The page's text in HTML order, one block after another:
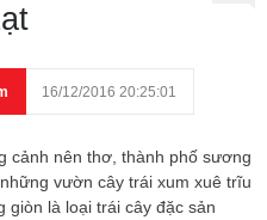
16/12/2016 20:25:01
cảnh nên thơ, thành phố sương
vườn cây trái xum xuê trĩu
giòn là loại trái cây đặc sản